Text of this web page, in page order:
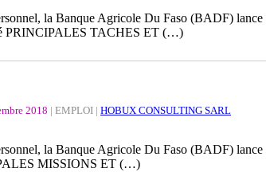
la Banque Agricole Du Faso (BADF)
PRINCIPALES TACHES ET (…)
2018 | EMPLOI | HOBUX CONSULTING SARL
la Banque Agricole Du Faso (BADF)
MISSIONS ET (…)